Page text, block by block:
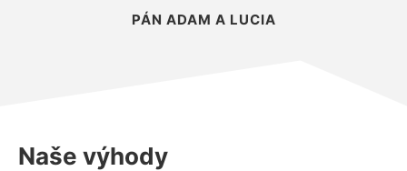
PÁN ADAM A LUCIA
Naše výhody